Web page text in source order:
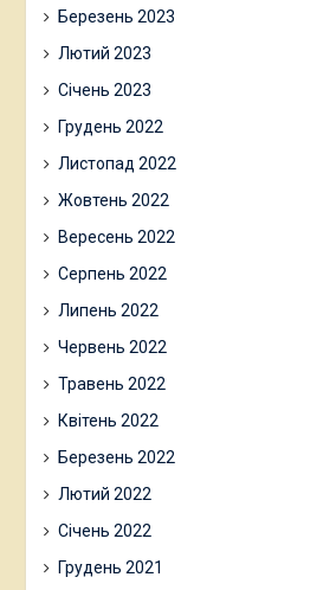
Березень 2023
Лютий 2023
Січень 2023
Грудень 2022
Листопад 2022
Жовтень 2022
Вересень 2022
Серпень 2022
Липень 2022
Червень 2022
Травень 2022
Квітень 2022
Березень 2022
Лютий 2022
Січень 2022
Грудень 2021